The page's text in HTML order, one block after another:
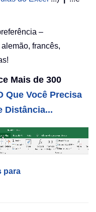
–
francês,
Mais de 300
Que Você Precisa
Distância...
para